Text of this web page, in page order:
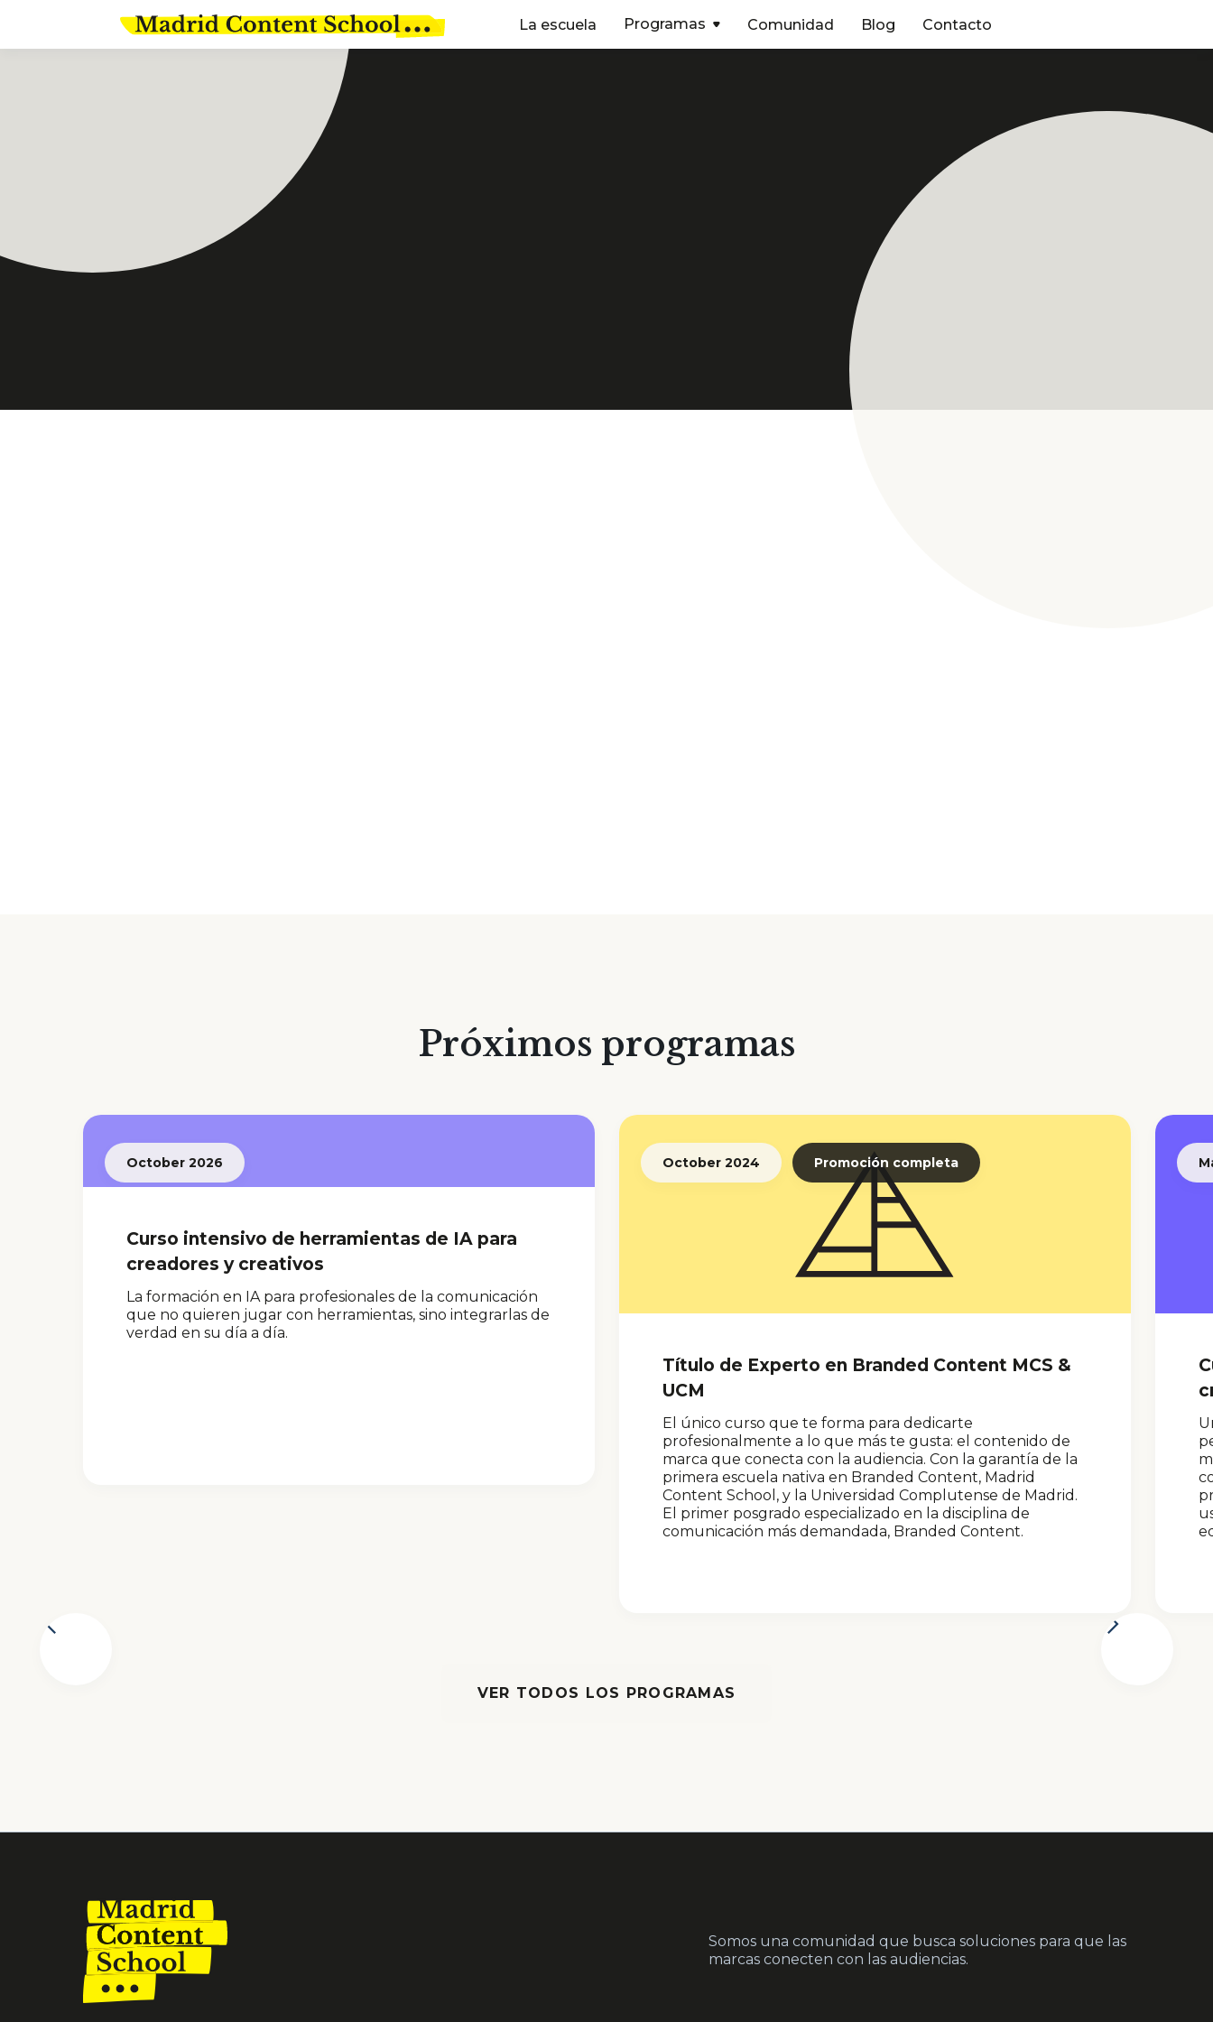
La escuela Programas  Comunidad Blog Contacto
Próximos programas
October 2026
Curso intensivo de herramientas de IA para
creadores y creativos
La formación en IA para profesionales de la comunicación
que no quieren jugar con herramientas, sino integrarlas de
verdad en su día a día.
October 2024 Promoción completa
Título de Experto en Branded Content MCS &
UCM
El único curso que te forma para dedicarte
profesionalmente a lo que más te gusta: el contenido de
marca que conecta con la audiencia. Con la garantía de la
primera escuela nativa en Branded Content, Madrid
Content School, y la Universidad Complutense de Madrid.
El primer posgrado especializado en la disciplina de
comunicación más demandada, Branded Content.
VER TODOS LOS PROGRAMAS
Somos una comunidad que busca soluciones para que las
marcas conecten con las audiencias.